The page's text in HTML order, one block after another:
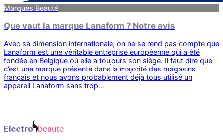
Marques Beauté
Que vaut la marque Lanaform ? Notre avis
Avec sa dimension internationale, on ne se rend pas compte que
Lanaform est une véritable entreprise européenne qui a été
fondée en Belgique où elle a toujours son siège. Il faut dire que
c’est une marque présente dans la majorité des magasins
français et nous avons probablement déjà tous utilisé un
appareil Lanaform sans trop…